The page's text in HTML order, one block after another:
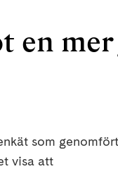
en
som
visa att